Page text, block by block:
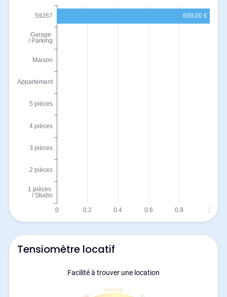
Tensiomètre locatif
Facilité à trouver une location